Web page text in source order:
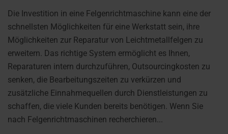
Die Investition in eine Felgenrichtmaschine kann eine der
schnellsten Möglichkeiten für eine Werkstatt sein, ihre
Möglichkeiten zur Reparatur von Leichtmetallfelgen zu
erweitern. Das richtige System ermöglicht es Ihnen,
Reparaturen intern durchzuführen, Outsourcingkosten zu
senken, die Bearbeitungszeiten zu verkürzen und
zusätzliche Einnahmequellen durch Dienstleistungen zu
schaffen, die viele Kunden bereits benötigen. Wenn Sie
nach Felgenrichtmaschinen recherchieren...